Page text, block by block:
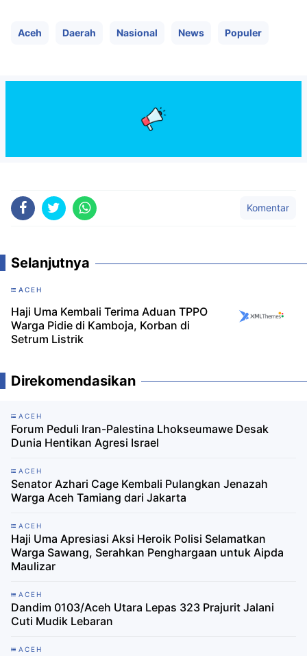
Aceh Daerah Nasional News Populer
Komentar
Selanjutnya
ACEH
Haji Uma Kembali Terima Aduan TPPO
Warga Pidie di Kamboja, Korban di
Setrum Listrik
Direkomendasikan
ACEH
Forum Peduli Iran-Palestina Lhokseumawe Desak
Dunia Hentikan Agresi Israel
ACEH
Senator Azhari Cage Kembali Pulangkan Jenazah
Warga Aceh Tamiang dari Jakarta
ACEH
Haji Uma Apresiasi Aksi Heroik Polisi Selamatkan
Warga Sawang, Serahkan Penghargaan untuk Aipda
Maulizar
ACEH
Dandim 0103/Aceh Utara Lepas 323 Prajurit Jalani
Cuti Mudik Lebaran
ACEH